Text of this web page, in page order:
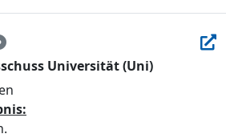
Universität (Uni)